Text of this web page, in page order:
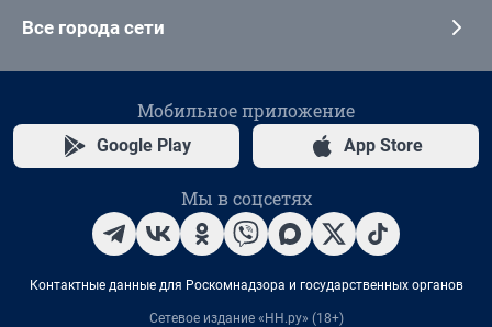
Все города сети
Мобильное приложение
Google Play App Store
Мы в соцсетях
Контактные данные для Роскомнадзора и государственных органов
Сетевое издание «НН.ру» (18+)